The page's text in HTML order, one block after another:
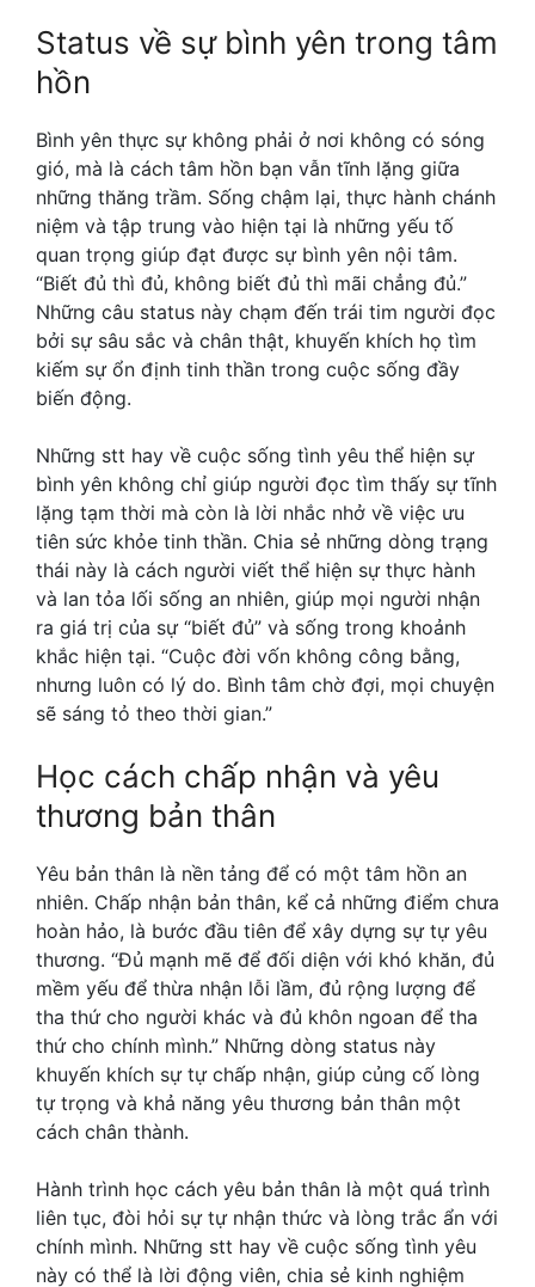
Status về sự bình yên trong tâm
hồn
Bình yên thực sự không phải ở nơi không có sóng
gió, mà là cách tâm hồn bạn vẫn tĩnh lặng giữa
những thăng trầm. Sống chậm lại, thực hành chánh
niệm và tập trung vào hiện tại là những yếu tố
quan trọng giúp đạt được sự bình yên nội tâm.
“Biết đủ thì đủ, không biết đủ thì mãi chẳng đủ.”
Những câu status này chạm đến trái tim người đọc
bởi sự sâu sắc và chân thật, khuyến khích họ tìm
kiếm sự ổn định tinh thần trong cuộc sống đầy
biến động.
Những stt hay về cuộc sống tình yêu thể hiện sự
bình yên không chỉ giúp người đọc tìm thấy sự tĩnh
lặng tạm thời mà còn là lời nhắc nhở về việc ưu
tiên sức khỏe tinh thần. Chia sẻ những dòng trạng
thái này là cách người viết thể hiện sự thực hành
và lan tỏa lối sống an nhiên, giúp mọi người nhận
ra giá trị của sự “biết đủ” và sống trong khoảnh
khắc hiện tại. “Cuộc đời vốn không công bằng,
nhưng luôn có lý do. Bình tâm chờ đợi, mọi chuyện
sẽ sáng tỏ theo thời gian.”
Học cách chấp nhận và yêu
thương bản thân
Yêu bản thân là nền tảng để có một tâm hồn an
nhiên. Chấp nhận bản thân, kể cả những điểm chưa
hoàn hảo, là bước đầu tiên để xây dựng sự tự yêu
thương. “Đủ mạnh mẽ để đối diện với khó khăn, đủ
mềm yếu để thừa nhận lỗi lầm, đủ rộng lượng để
tha thứ cho người khác và đủ khôn ngoan để tha
thứ cho chính mình.” Những dòng status này
khuyến khích sự tự chấp nhận, giúp củng cố lòng
tự trọng và khả năng yêu thương bản thân một
cách chân thành.
Hành trình học cách yêu bản thân là một quá trình
liên tục, đòi hỏi sự tự nhận thức và lòng trắc ẩn với
chính mình. Những stt hay về cuộc sống tình yêu
này có thể là lời động viên, chia sẻ kinh nghiệm